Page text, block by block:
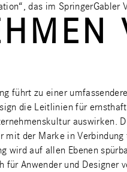
, das im SpringerGabler
führt zu einer
die Leitlinien für
auswirken.
der Marke in
auf allen Ebenen
Anwender und Designer